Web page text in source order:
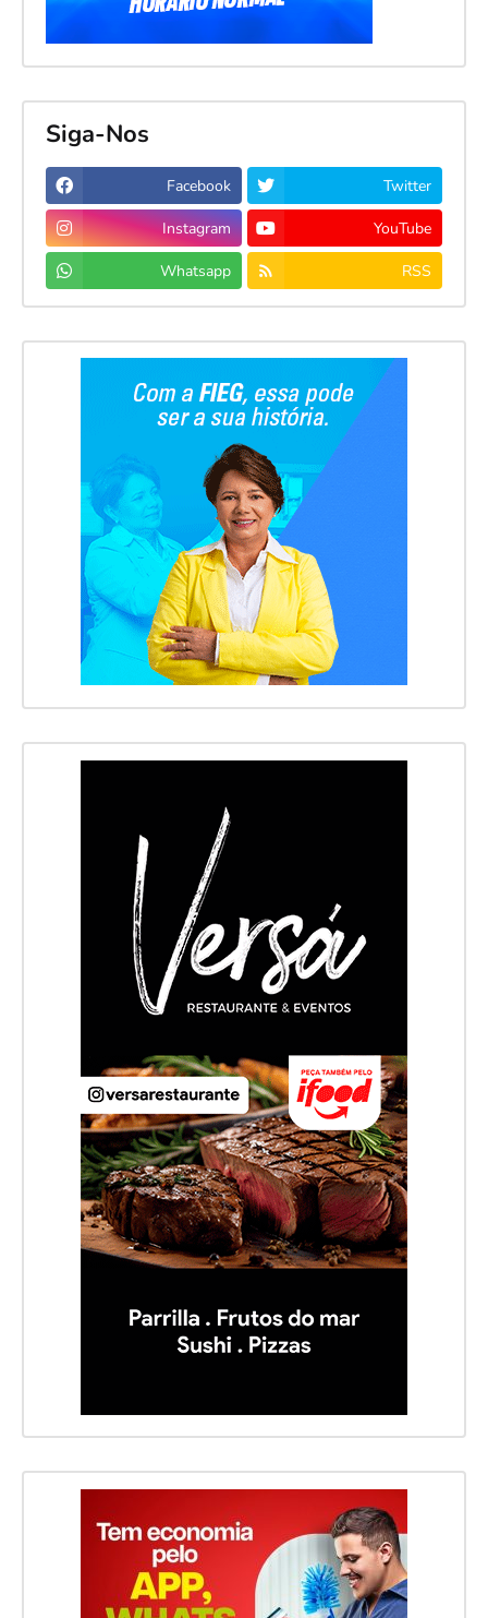
Siga-Nos
Facebook Twitter
Instagram YouTube
Whatsapp RSS